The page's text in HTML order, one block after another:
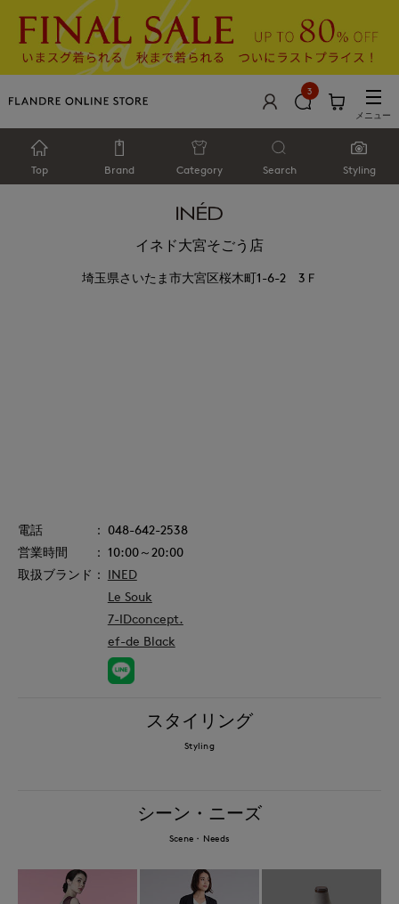
3
メニュー
Top Brand Category Search Styling
イネド大宮そごう店
埼玉県さいたま市大宮区桜木町1-6-2 3Ｆ
048-642-2538
10:00～20:00
INED
Le Souk
7-IDconcept.
ef-de Black
スタイリング
Styling
シーン・ニーズ
Scene・Needs